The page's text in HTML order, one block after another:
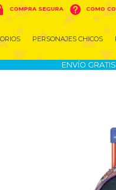
COMPRA SEGURA  COMO
PERSONAJES CHICOS
ENVÍO